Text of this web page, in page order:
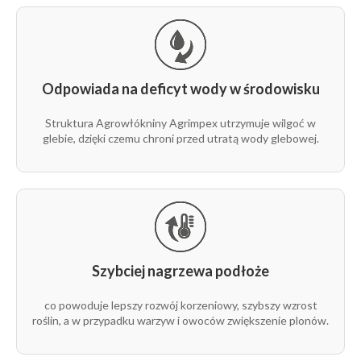
Odpowiada na deficyt wody w środowisku
Struktura Agrowłókniny Agrimpex utrzymuje wilgoć w
glebie, dzięki czemu chroni przed utratą wody glebowej.
Szybciej nagrzewa podłoże
co powoduje lepszy rozwój korzeniowy, szybszy wzrost
roślin, a w przypadku warzyw i owoców zwiększenie plonów.